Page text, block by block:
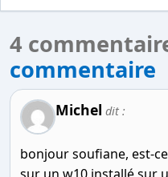
4
commentaire
Michel dit :
bonjour soufiane, est-